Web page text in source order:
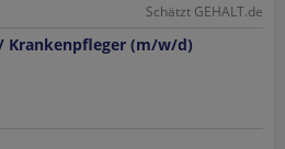
Schätzt GEHALT.de
Krankenpfleger (m/w/d)